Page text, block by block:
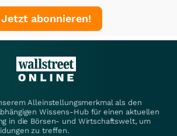
Jetzt abonnieren!
Alleinstellungsmerkmal als den
Wissens-Hub für einen aktuellen
in die Börsen- und Wirtschaftswelt, um
zu treffen.